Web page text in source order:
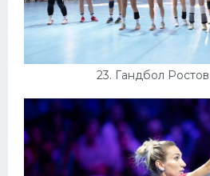
23. Гандбол